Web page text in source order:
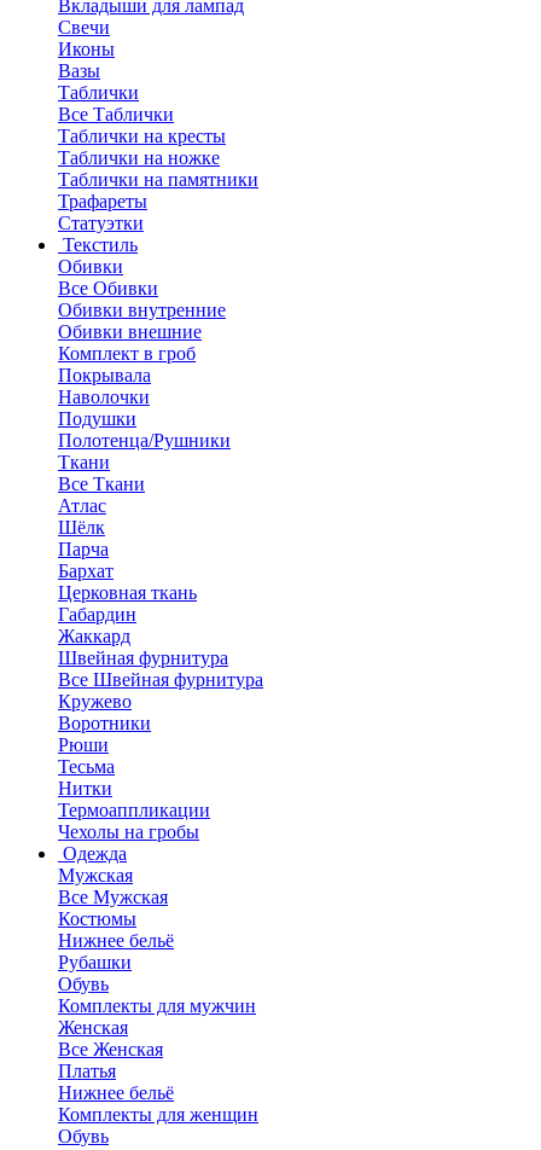
Вкладыши для лампад
Свечи
Иконы
Вазы
Таблички
Все Таблички
Таблички на кресты
Таблички на ножке
Таблички на памятники
Трафареты
Статуэтки
Текстиль
Обивки
Все Обивки
Обивки внутренние
Обивки внешние
Комплект в гроб
Покрывала
Наволочки
Подушки
Полотенца/Рушники
Ткани
Все Ткани
Атлас
Шёлк
Парча
Бархат
Церковная ткань
Габардин
Жаккард
Швейная фурнитура
Все Швейная фурнитура
Кружево
Воротники
Рюши
Тесьма
Нитки
Термоаппликации
Чехолы на гробы
Одежда
Мужская
Все Мужская
Костюмы
Нижнее бельё
Рубашки
Обувь
Комплекты для мужчин
Женская
Все Женская
Платья
Нижнее бельё
Комплекты для женщин
Обувь